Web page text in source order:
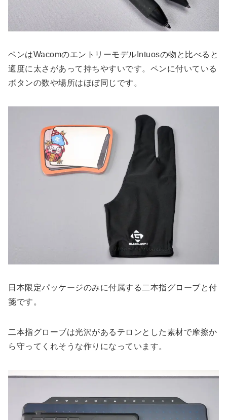
ペンはWacomのエントリーモデルIntuosの物と比べると
適度に太さがあって持ちやすいです。ペンに付いている
ボタンの数や場所はほぼ同じです。
日本限定パッケージのみに付属する二本指グローブと付
箋です。
二本指グローブは光沢があるテロンとした素材で摩擦か
ら守ってくれそうな作りになっています。